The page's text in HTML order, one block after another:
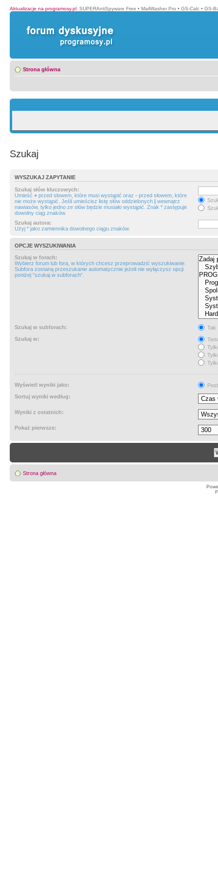
Aktualizacje na programosy.pl: SUPERAntiSpyware Free • MailWasher Pro • GS-Calc • GS-
Strona główna
Szukaj
WYSZUKAJ ZAPYTANIE
Szukaj słów kluczowych:
Umieść + przed słowem, które musi wystąpić oraz - przed słowem, które
nie może wystąpić. Jeśli umieścisz listę słów oddzielonych | wewnątrz
nawiasów, tylko jedno ze słów będzie musiało wystąpić. Znak * zastępuje
dowolny ciąg znaków.
Szukaj autora:
Użyj * jako zamiennika dowolnego ciągu znaków.
OPCJE WYSZUKIWANIA
Szukaj w forach:
Wybierz forum lub fora, w których chcesz przeprowadzić wyszukiwanie.
Subfora zostaną przeszukanie automatycznie jeżeli nie wyłączysz opcji
poniżej “szukaj w subforach“.
Szukaj w subforach:
Tak
Szukaj w:
Wyświetl wyniki jako:
Sortuj wyniki według:
Wyniki z ostatnich:
Pokaż pierwsze:
Strona główna